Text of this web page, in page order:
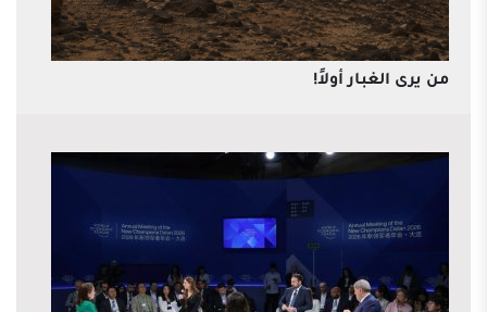
من يرى الغبار أولاً!